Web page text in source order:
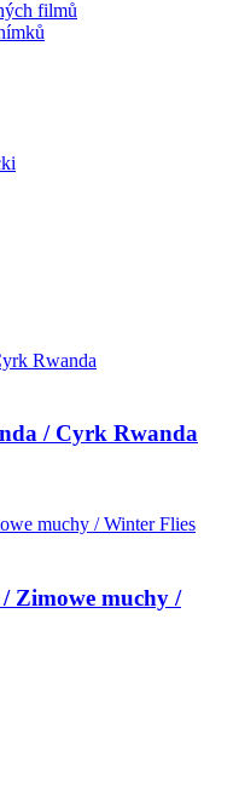
filmů
/ Cyrk Rwanda
Zimowe muchy /